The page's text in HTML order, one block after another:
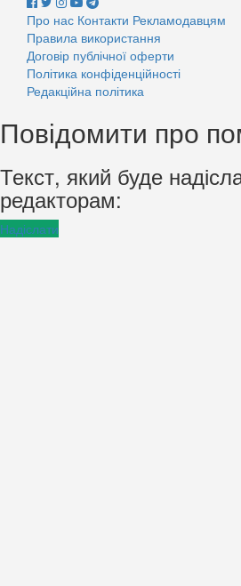
Про нас Контакти Рекламодавцям
Правила використання
Договір публічної оферти
Політика конфіденційності
Редакційна політика
Повідомити про
Текст, який буде
редакторам:
Надіслати